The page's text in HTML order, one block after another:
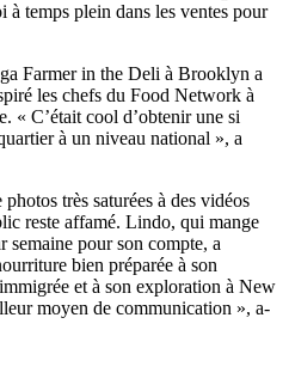
à temps plein dans les ventes pour
Farmer in the Deli à Brooklyn a
les chefs du Food Network à
« C’était cool d’obtenir une si
à un niveau national », a
très saturées à des vidéos
reste affamé. Lindo, qui mange
semaine pour son compte, a
bien préparée à son
et à son exploration à New
moyen de communication », a-